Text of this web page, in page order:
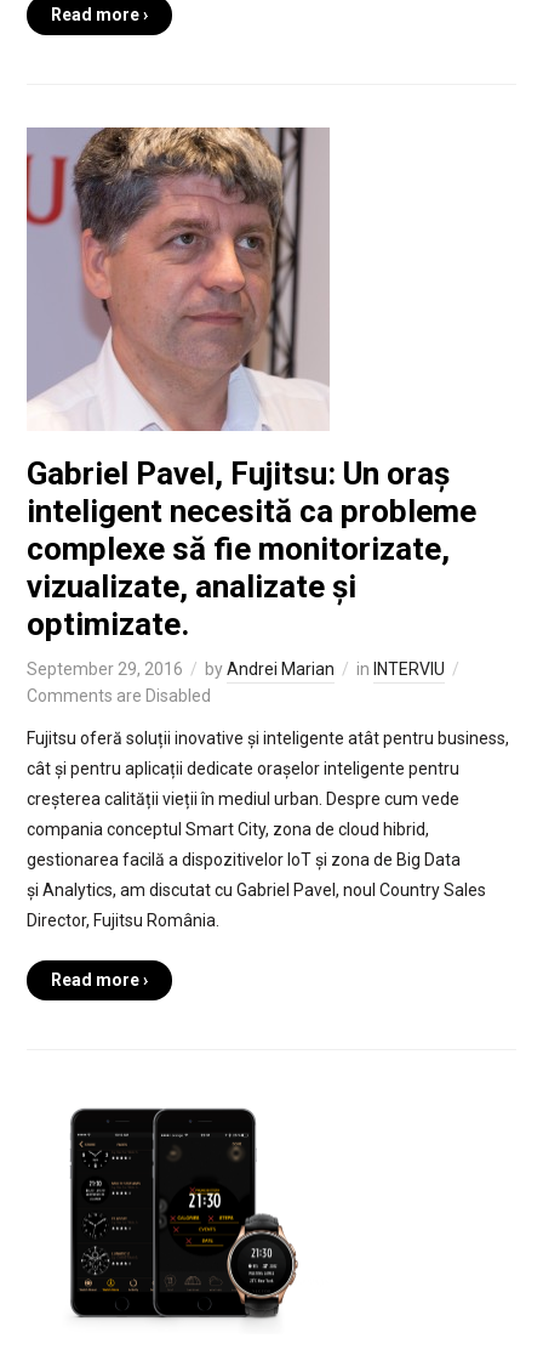
Read more ›
Gabriel Pavel, Fujitsu: Un oraș
inteligent necesită ca probleme
complexe să fie monitorizate,
vizualizate, analizate și
optimizate.
September 29, 2016 byAndrei Marian in INTERVIU
Comments are Disabled
Fujitsu oferă soluții inovative și inteligente atât pentru business,
cât și pentru aplicații dedicate orașelor inteligente pentru
creșterea calității vieții în mediul urban. Despre cum vede
compania conceptul Smart City, zona de cloud hibrid,
gestionarea facilă a dispozitivelor IoT și zona de Big Data
și Analytics, am discutat cu Gabriel Pavel, noul Country Sales
Director, Fujitsu România.
Read more ›